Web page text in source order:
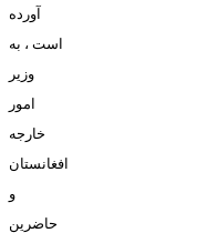
آورده
است ، به
وزير
امور
خارجه
افغانستان
و
حاضرين